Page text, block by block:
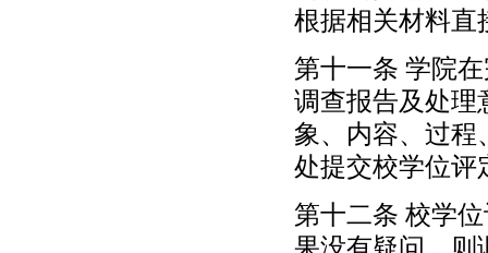
根据相关材料直
第十一条 学院
调查报告及处理
象、内容、过程
处提交校学位评
第十二条 校学
果没有疑问，则